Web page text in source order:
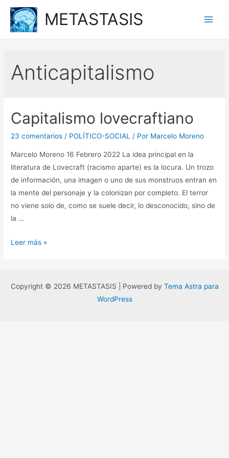
contenido
METASTASIS
Anticapitalismo
Capitalismo lovecraftiano
23 comentarios / POLÍTICO-SOCIAL / Por Marcelo Moreno
Marcelo Moreno 16 Febrero 2022 La idea principal en la
literatura de Lovecraft (racismo aparte) es la locura. Un trozo
de información, una imagen o uno de sus monstruos entran en
la mente del personaje y la colonizan por completo. El terror
no viene solo de, como se suele decir, lo desconocido, sino de
la …
Capitalismo
Leer más »
Copyright © 2026 METASTASIS | Powered by Tema Astra para
WordPress